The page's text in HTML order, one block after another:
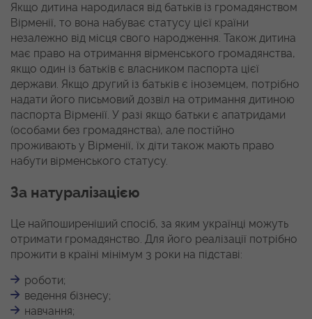
Якщо дитина народилася від батьків із громадянством
Вірменії, то вона набуває статусу цієї країни
незалежно від місця свого народження. Також дитина
має право на отримання вірменського громадянства,
якщо один із батьків є власником паспорта цієї
держави. Якщо другий із батьків є іноземцем, потрібно
надати його письмовий дозвіл на отримання дитиною
паспорта Вірменії. У разі якщо батьки є апатридами
(особами без громадянства), але постійно
проживають у Вірменії, їх діти також мають право
набути вірменського статусу.
За натуралізацією
Це найпоширеніший спосіб, за яким українці можуть
отримати громадянство. Для його реалізації потрібно
прожити в країні мінімум 3 роки на підставі:
роботи;
ведення бізнесу;
навчання;